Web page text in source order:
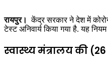
रायपुर।केंद्र सरकार ने देश में
टेस्ट अनिवार्य किया गया है. यह
स्वास्थ्य मंत्रालय की